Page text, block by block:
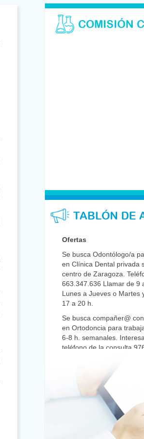
COMISIÓN
TABLÓN DE
Ofertas
Se busca Odontólogo/a
en Clínica Dental privada
centro de Zaragoza.
663.347.636 Llamar de 9
Lunes a Jueves o Martes
17 a 20 h.
Se busca compañer@
en Ortodoncia para
6-8 h. semanales.
teléfono de la consulta
Se precisa Odontólogo
en Odontología
Endodoncia, Prostodoncia,
colaborar en Clínica
centro. Interesados